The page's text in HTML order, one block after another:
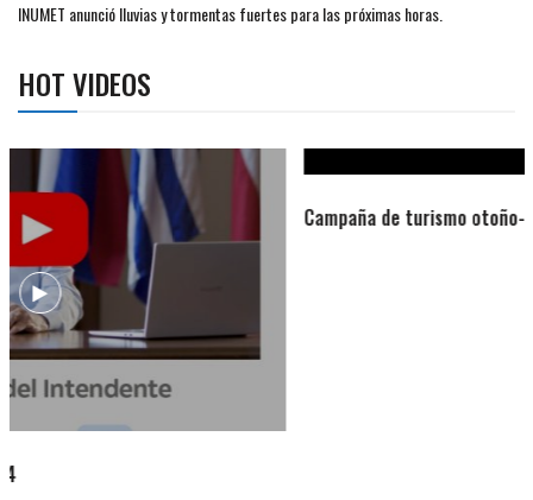
INUMET anunció lluvias y tormentas fuertes para las próximas horas.
HOT VIDEOS
Campaña de turismo otoño-invierno